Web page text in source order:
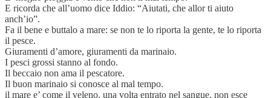
E ricorda che all’uomo dice Iddio: “Aiutati, che allor ti aiuto
anch’io”.
Fa il bene e buttalo a mare: se non te lo riporta la gente, te lo riporta
il pesce.
Giuramenti d’amore, giuramenti da marinaio.
I pesci grossi stanno al fondo.
Il beccaio non ama il pescatore.
Il buon marinaio si conosce al mal tempo.
il mare e’ come il veleno, una volta entrato nel sangue, non esce